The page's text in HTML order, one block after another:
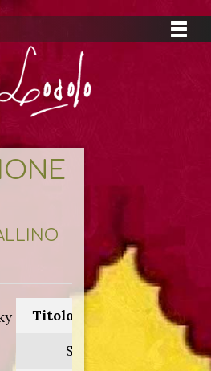
Titolo originale:
Snorks